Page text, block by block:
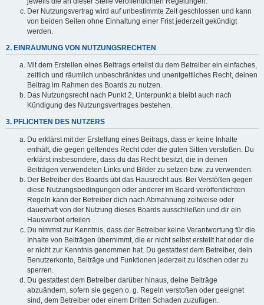
Der Nutzungsvertrag wird auf unbestimmte Zeit geschlossen und kann
von beiden Seiten ohne Einhaltung einer Frist jederzeit gekündigt
werden.
2. EINRÄUMUNG VON NUTZUNGSRECHTEN
Mit dem Erstellen eines Beitrags erteilst du dem Betreiber ein einfaches,
zeitlich und räumlich unbeschränktes und unentgeltliches Recht, deinen
Beitrag im Rahmen des Boards zu nutzen.
Das Nutzungsrecht nach Punkt 2, Unterpunkt a bleibt auch nach
Kündigung des Nutzungsvertrages bestehen.
3. PFLICHTEN DES NUTZERS
Du erklärst mit der Erstellung eines Beitrags, dass er keine Inhalte
enthält, die gegen geltendes Recht oder die guten Sitten verstoßen. Du
erklärst insbesondere, dass du das Recht besitzt, die in deinen
Beiträgen verwendeten Links und Bilder zu setzen bzw. zu verwenden.
Der Betreiber des Boards übt das Hausrecht aus. Bei Verstößen gegen
diese Nutzungsbedingungen oder anderer im Board veröffentlichten
Regeln kann der Betreiber dich nach Abmahnung zeitweise oder
dauerhaft von der Nutzung dieses Boards ausschließen und dir ein
Hausverbot erteilen.
Du nimmst zur Kenntnis, dass der Betreiber keine Verantwortung für die
Inhalte von Beiträgen übernimmt, die er nicht selbst erstellt hat oder die
er nicht zur Kenntnis genommen hat. Du gestattest dem Betreiber, dein
Benutzerkonto, Beiträge und Funktionen jederzeit zu löschen oder zu
sperren.
Du gestattest dem Betreiber darüber hinaus, deine Beiträge
abzuändern, sofern sie gegen o. g. Regeln verstoßen oder geeignet
sind, dem Betreiber oder einem Dritten Schaden zuzufügen.